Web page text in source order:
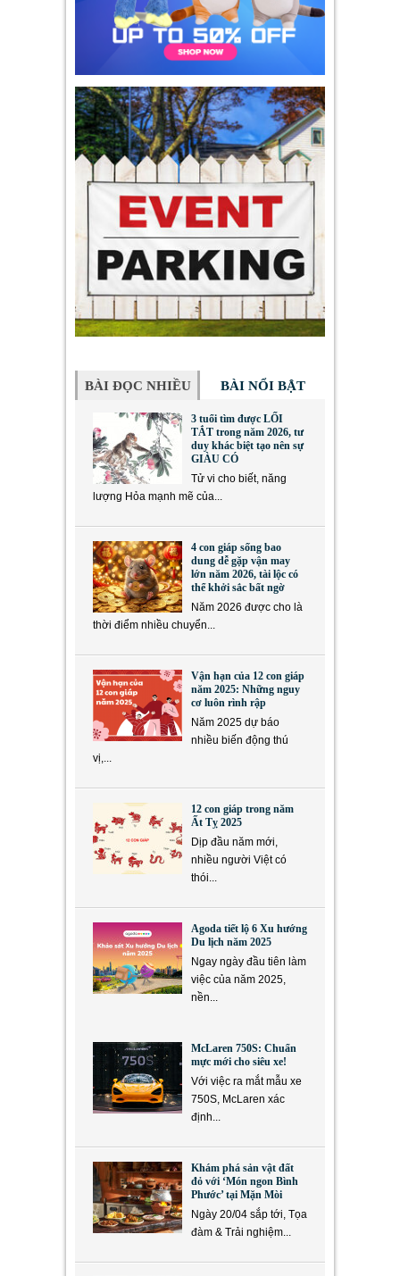
BÀI ĐỌC NHIỀU BÀI NỔI BẬT
3 tuổi tìm được LỐI
TẮT trong năm 2026, tư
duy khác biệt tạo nên sự
GIÀU CÓ
Tử vi cho biết, năng
lượng Hỏa mạnh mẽ của...
4 con giáp sống bao
dung dễ gặp vận may
lớn năm 2026, tài lộc có
thể khởi sắc bất ngờ
Năm 2026 được cho là
thời điểm nhiều chuyển...
Vận hạn của 12 con giáp
năm 2025: Những nguy
cơ luôn rình rập
Năm 2025 dự báo
nhiều biến động thú
vị,...
12 con giáp trong năm
Ất Tỵ 2025
Dịp đầu năm mới,
nhiều người Việt có
thói...
Agoda tiết lộ 6 Xu hướng
Du lịch năm 2025
Ngay ngày đầu tiên làm
việc của năm 2025,
nền...
McLaren 750S: Chuẩn
mực mới cho siêu xe!
Với việc ra mắt mẫu xe
750S, McLaren xác
định...
Khám phá sản vật đất
đỏ với ‘Món ngon Bình
Phước’ tại Mặn Mòi
Ngày 20/04 sắp tới, Tọa
đàm & Trải nghiệm...